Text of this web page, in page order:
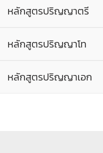
หลักสูตรปริญญาตรี
หลักสูตรปริญญาโท
หลักสูตรปริญญาเอก